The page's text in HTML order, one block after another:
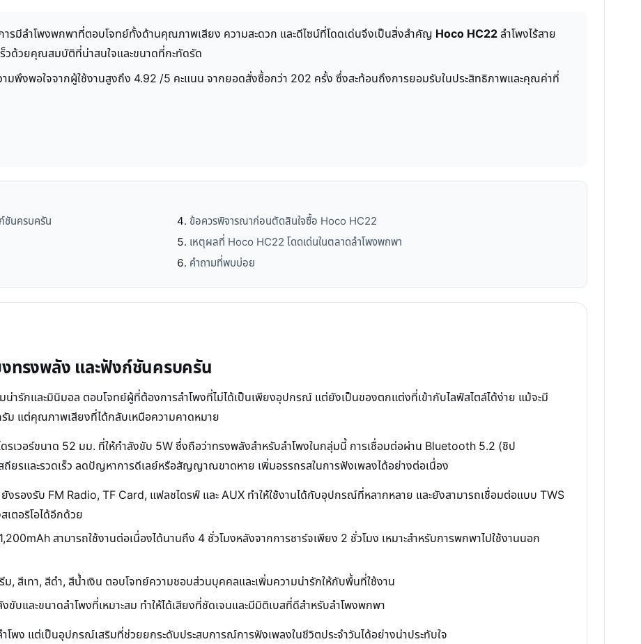
รมีลำโพงพกพาที่ตอบโจทย์ทั้งด้านคุณภาพเสียง ความสะดวก และดีไซน์ที่โดดเด่นจึงเป็นสิ่งสำคัญ Hoco HC22ลำโพงไร้สาย
วด้วยคุณสมบัติที่น่าสนใจและขนาดที่กะทัดรัด
มพึงพอใจจากผู้ใช้งานสูงถึง 4.92 /5 คะแนน จากยอดสั่งซื้อกว่า 202 ครั้ง ซึ่งสะท้อนถึงการยอมรับในประสิทธิภาพและคุณค่าที่
ชันครบครัน
ข้อควรพิจารณาก่อนตัดสินใจซื้อ Hoco HC22
เหตุผลที่ Hoco HC22 โดดเด่นในตลาดลำโพงพกพา
คำถามที่พบบ่อย
ทรงพลัง และฟังก์ชันครบครัน
ารักและมินิมอล ตอบโจทย์ผู้ที่ต้องการลำโพงที่ไม่ได้เป็นเพียงอุปกรณ์ แต่ยังเป็นของตกแต่งที่เข้ากับไลฟ์สไตล์ได้ง่าย แม้จะมี
แต่คุณภาพเสียงที่ได้กลับเหนือความคาดหมาย
รเวอร์ขนาด 52 มม. ที่ให้กำลังขับ 5W ซึ่งถือว่าทรงพลังสำหรับลำโพงในกลุ่มนี้ การเชื่อมต่อผ่าน Bluetooth 5.2 (ชิป
รและรวดเร็ว ลดปัญหาการดีเลย์หรือสัญญาณขาดหาย เพิ่มอรรถรสในการฟังเพลงได้อย่างต่อเนื่อง
งรองรับ FM Radio, TF Card, แฟลชไดรฟ์ และ AUX ทำให้ใช้งานได้กับอุปกรณ์ที่หลากหลาย และยังสามารถเชื่อมต่อแบบ TWS
ตอริโอได้อีกด้วย
สามารถใช้งานต่อเนื่องได้นานถึง 4 ชั่วโมงหลังจากการชาร์จเพียง 2 ชั่วโมง เหมาะสำหรับการพกพาไปใช้งานนอก
ม, สีเทา, สีดำ, สีน้ำเงิน ตอบโจทย์ความชอบส่วนบุคคลและเพิ่มความน่ารักให้กับพื้นที่ใช้งาน
บและขนาดลำโพงที่เหมาะสม ทำให้ได้เสียงที่ชัดเจนและมีมิติเบสที่ดีสำหรับลำโพงพกพา
พง แต่เป็นอุปกรณ์เสริมที่ช่วยยกระดับประสบการณ์การฟังเพลงในชีวิตประจำวันได้อย่างน่าประทับใจ